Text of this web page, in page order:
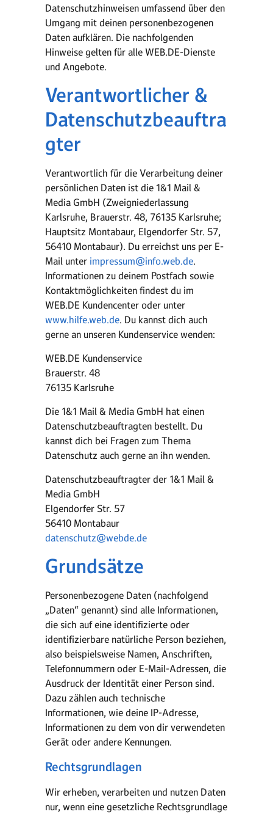
Datenschutzhinweisen umfassend über den
Umgang mit deinen personenbezogenen
Daten aufklären. Die nachfolgenden
Hinweise gelten für alle WEB.DE-Dienste
und Angebote.
Verantwortlicher &
Datenschutzbeauftra
gter
Verantwortlich für die Verarbeitung deiner
persönlichen Daten ist die 1&1 Mail &
Media GmbH (Zweigniederlassung
Karlsruhe, Brauerstr. 48, 76135 Karlsruhe;
Hauptsitz Montabaur, Elgendorfer Str. 57,
56410 Montabaur). Du erreichst uns per E-
Mail unter impressum@info.web.de.
Informationen zu deinem Postfach sowie
Kontaktmöglichkeiten findest du im
WEB.DE Kundencenter oder unter
www.hilfe.web.de. Du kannst dich auch
gerne an unseren Kundenservice wenden:
WEB.DE Kundenservice
Brauerstr. 48
76135 Karlsruhe
Die 1&1 Mail & Media GmbH hat einen
Datenschutzbeauftragten bestellt. Du
kannst dich bei Fragen zum Thema
Datenschutz auch gerne an ihn wenden.
Datenschutzbeauftragter der 1&1 Mail &
Media GmbH
Elgendorfer Str. 57
56410 Montabaur
datenschutz@webde.de
Grundsätze
Personenbezogene Daten (nachfolgend
„Daten“ genannt) sind alle Informationen,
die sich auf eine identifizierte oder
identifizierbare natürliche Person beziehen,
also beispielsweise Namen, Anschriften,
Telefonnummern oder E-Mail-Adressen, die
Ausdruck der Identität einer Person sind.
Dazu zählen auch technische
Informationen, wie deine IP-Adresse,
Informationen zu dem von dir verwendeten
Gerät oder andere Kennungen.
Rechtsgrundlagen
Wir erheben, verarbeiten und nutzen Daten
nur, wenn eine gesetzliche Rechtsgrundlage